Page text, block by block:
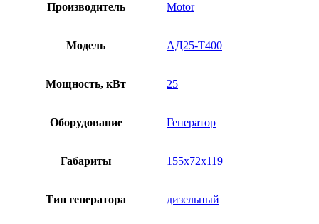
Производитель Motor
Модель АД25-T400
Мощность, кВт 25
Оборудование Генератор
Габариты 155x72x119
Тип генератора дизельный